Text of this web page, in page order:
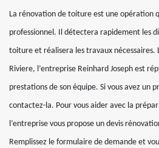
La rénovation de toiture est une opération
professionnel. Il détectera rapidement les
toiture et réalisera les travaux nécessaires.
Riviere, l’entreprise Reinhard Joseph est
prestations de son équipe. Si vous avez un
contactez-la. Pour vous aider avec la
l’entreprise vous propose un devis
Remplissez le formulaire de demande et